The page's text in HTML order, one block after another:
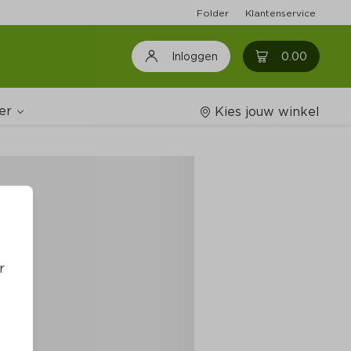
Folder Klantenservice
Inloggen 0.00 0
Kies jouw winkel